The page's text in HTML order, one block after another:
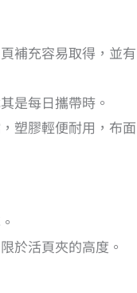
補充容易取得，並有
是每日攜帶時。
塑膠輕便耐用，布面
於活頁夾的高度。